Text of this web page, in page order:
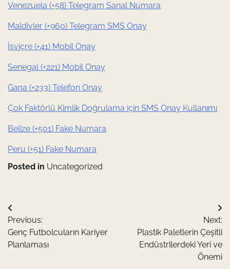
Venezuela (+58) Telegram Sanal Numara
Maldivler (+960) Telegram SMS Onay
İsviçre (+41) Mobil Onay
Senegal (+221) Mobil Onay
Gana (+233) Telefon Onay
Çok Faktörlü Kimlik Doğrulama için SMS Onay Kullanımı
Belize (+501) Fake Numara
Peru (+51) Fake Numara
Posted in Uncategorized
Yazı
gezinmesi
Previous:
Genç Futbolcuların Kariyer
Planlaması
Next:
Plastik Paletlerin Çeşitli
Endüstrilerdeki Yeri ve
Önemi